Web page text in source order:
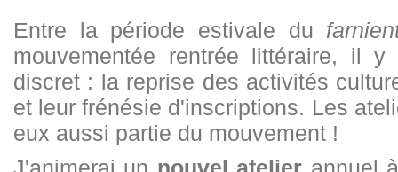
Entre la période estivale du
mouvementée rentrée littéraire, il
discret : la reprise des activités
et leur frénésie d'inscriptions. Les
eux aussi partie du mouvement !